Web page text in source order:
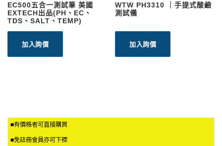
EC500五合一測試筆 美國
EXTECH出品(PH、EC、
TDS、SALT、TEMP)
加入詢價
WTW PH3310 ｜手提式酸鹼
測試儀
加入詢價
■有價格者可直接購買
■免註冊會員亦可下標